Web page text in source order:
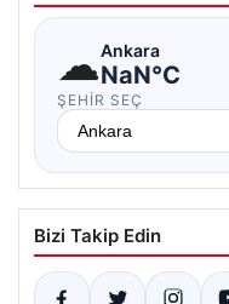
☁Ankara
NaN°C
ŞEHIR SEÇ
Bizi Takip Edin